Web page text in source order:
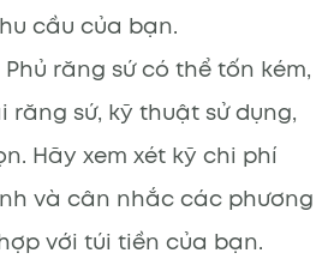
cầu của bạn.
Phủ răng sứ có thể tốn kém,
sứ, kỹ thuật sử dụng,
Hãy xem xét kỹ chi phí
và cân nhắc các phương
với túi tiền của bạn.